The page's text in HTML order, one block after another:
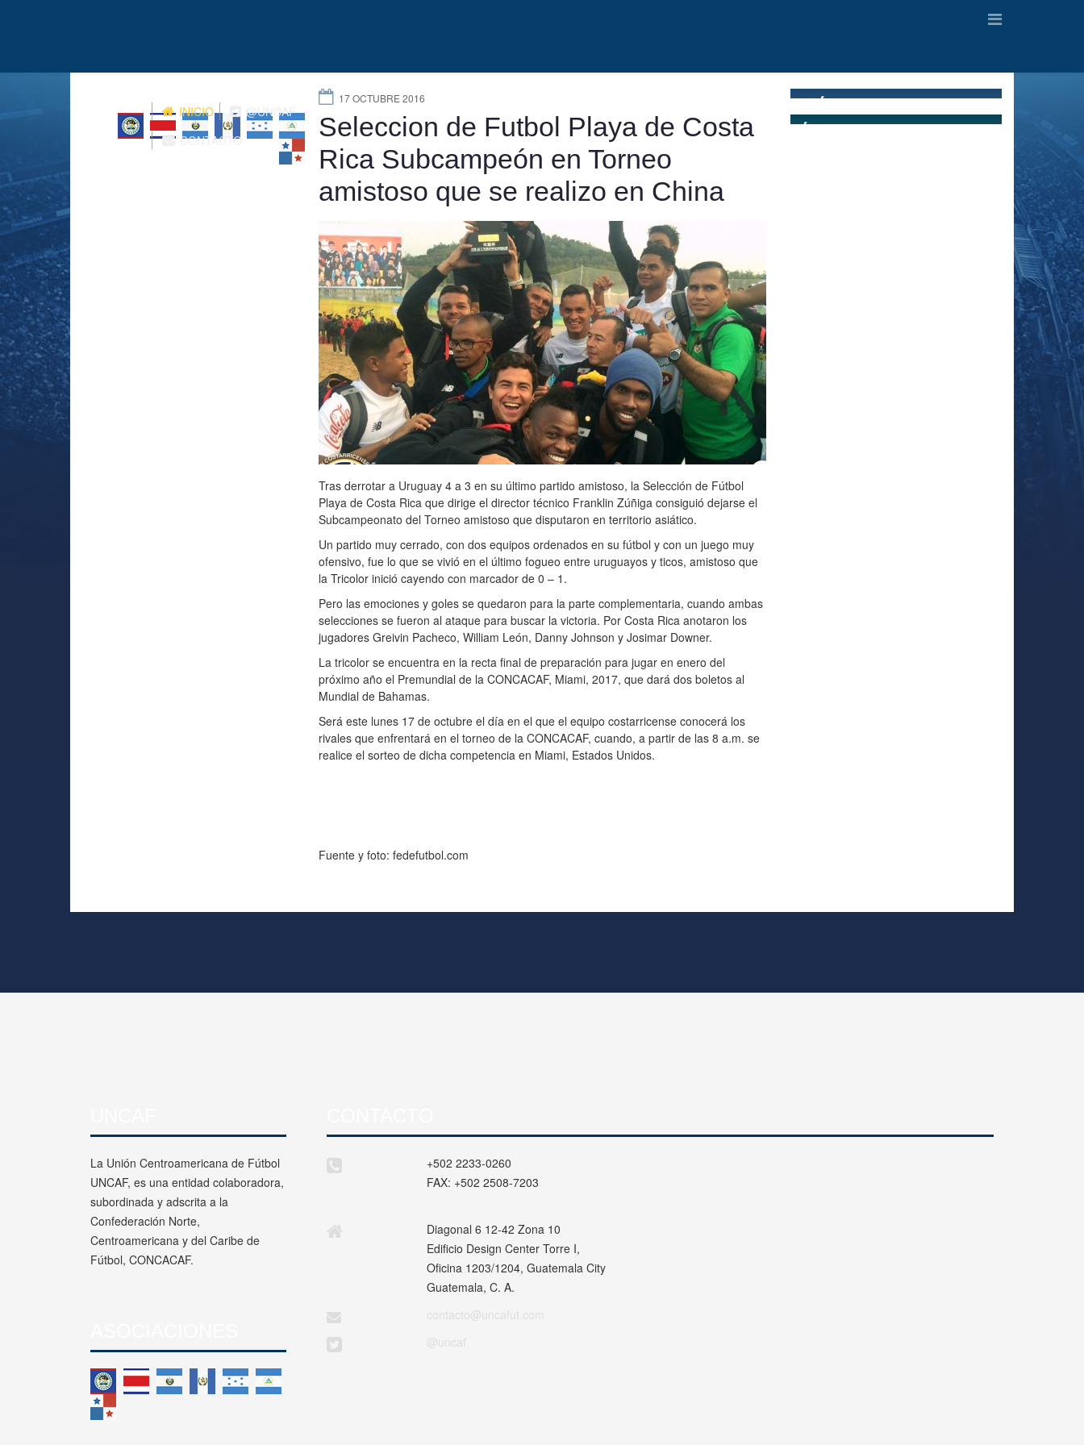
INICIO
@UNCAF
CONTACTO
17 OCTUBRE 2016
Seleccion de Futbol Playa de Costa
Rica Subcampeón en Torneo
amistoso que se realizo en China
Tras derrotar a Uruguay 4 a 3 en su último partido amistoso, la Selección de Fútbol
Playa de Costa Rica que dirige el director técnico Franklin Zúñiga consiguió dejarse el
Subcampeonato del Torneo amistoso que disputaron en territorio asiático.
Un partido muy cerrado, con dos equipos ordenados en su fútbol y con un juego muy
ofensivo, fue lo que se vivió en el último fogueo entre uruguayos y ticos, amistoso que
la Tricolor inició cayendo con marcador de 0 – 1.
Pero las emociones y goles se quedaron para la parte complementaria, cuando ambas
selecciones se fueron al ataque para buscar la victoria. Por Costa Rica anotaron los
jugadores Greivin Pacheco, William León, Danny Johnson y Josimar Downer.
La tricolor se encuentra en la recta final de preparación para jugar en enero del
próximo año el Premundial de la CONCACAF, Miami, 2017, que dará dos boletos al
Mundial de Bahamas.
Será este lunes 17 de octubre el día en el que el equipo costarricense conocerá los
rivales que enfrentará en el torneo de la CONCACAF, cuando, a partir de las 8 a.m. se
realice el sorteo de dicha competencia en Miami, Estados Unidos.
Fuente y foto: fedefutbol.com
La Unión Centroamericana de Fútbol
UNCAF, es una entidad colaboradora,
subordinada y adscrita a la
Confederación Norte,
Centroamericana y del Caribe de
Fútbol, CONCACAF.
+502 2233-0260
FAX: +502 2508-7203
Diagonal 6 12-42 Zona 10
Edificio Design Center Torre I,
Oficina 1203/1204, Guatemala City
Guatemala, C. A.
contacto@uncafut.com
@uncaf